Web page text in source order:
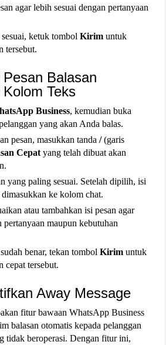
agar lebih sesuai dengan pertanyaan
sesuai, ketuk tombolKirim untuk
tersebut.
Balasan
Teks
Business, kemudian buka
yang akan Anda balas.
pesan, masukkan tanda/(garis
Cepat yang telah dibuat akan
yang paling sesuai. Setelah dipilih, isi
ke kolom chat.
atau tambahkan isi pesan agar
pertanyaan maupun kebutuhan
benar, tekan tombolKirim untuk
cepat tersebut.
Away Message
fitur bawaan WhatsApp Business
balasan otomatis kepada pelanggan
tidak beroperasi. Dengan fitur ini,